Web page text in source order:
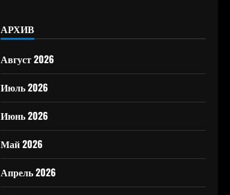
АРХИВ
Август 2026
Июль 2026
Июнь 2026
Май 2026
Апрель 2026